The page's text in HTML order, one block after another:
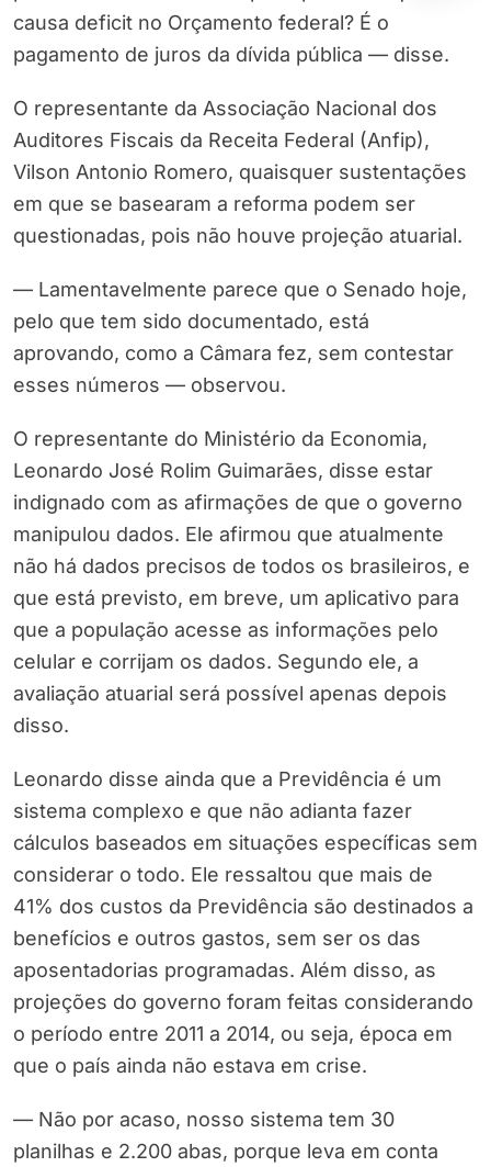
causa deficit no Orçamento federal? É o
pagamento de juros da dívida pública — disse.
O representante da Associação Nacional dos
Auditores Fiscais da Receita Federal (Anfip),
Vilson Antonio Romero, quaisquer sustentações
em que se basearam a reforma podem ser
questionadas, pois não houve projeção atuarial.
— Lamentavelmente parece que o Senado hoje,
pelo que tem sido documentado, está
aprovando, como a Câmara fez, sem contestar
esses números — observou.
O representante do Ministério da Economia,
Leonardo José Rolim Guimarães, disse estar
indignado com as afirmações de que o governo
manipulou dados. Ele afirmou que atualmente
não há dados precisos de todos os brasileiros, e
que está previsto, em breve, um aplicativo para
que a população acesse as informações pelo
celular e corrijam os dados. Segundo ele, a
avaliação atuarial será possível apenas depois
disso.
Leonardo disse ainda que a Previdência é um
sistema complexo e que não adianta fazer
cálculos baseados em situações específicas sem
considerar o todo. Ele ressaltou que mais de
41% dos custos da Previdência são destinados a
benefícios e outros gastos, sem ser os das
aposentadorias programadas. Além disso, as
projeções do governo foram feitas considerando
o período entre 2011 a 2014, ou seja, época em
que o país ainda não estava em crise.
— Não por acaso, nosso sistema tem 30
planilhas e 2.200 abas, porque leva em conta